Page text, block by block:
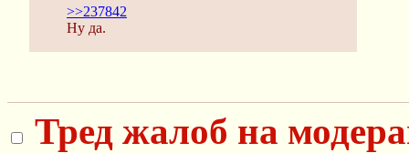
>>237842
Ну да.
Тред жалоб на